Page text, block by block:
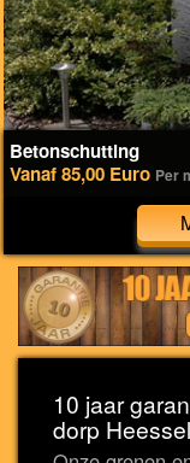
Betonschutting
Vanaf 85,00 Euro Per
10 jaar
dorp